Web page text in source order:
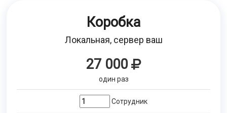
Коробка
Локальная, сервер ваш
27 000
один раз
Сотрудник